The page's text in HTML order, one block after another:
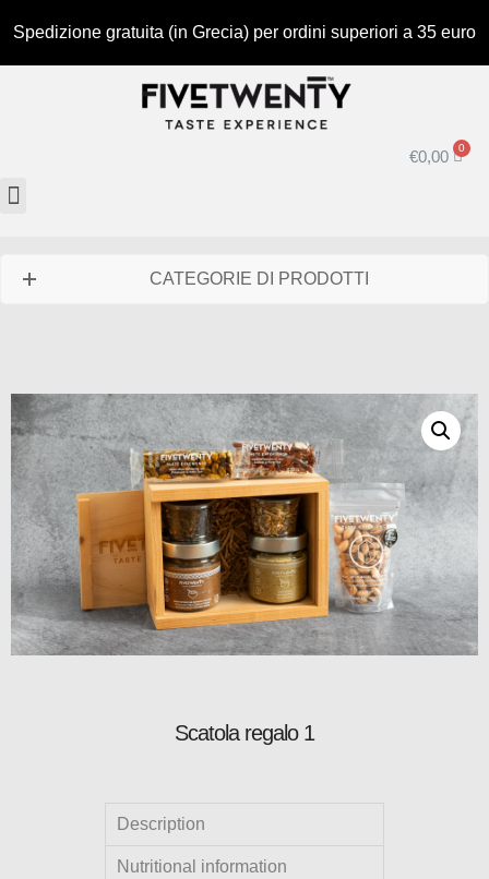
Spedizione gratuita (in Grecia) per ordini superiori a 35 euro
€0,00
CATEGORIE DI PRODOTTI
Scatola regalo 1
Description
Nutritional information